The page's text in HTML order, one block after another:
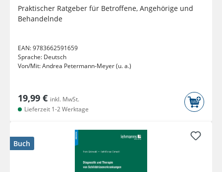
Praktischer Ratgeber für Betroffene, Angehörige und
Behandelnde
EAN:9783662591659
Sprache: Deutsch
Von/Mit:Andrea Petermann-Meyer (u. a.)
19,99 € inkl. MwSt.
Lieferzeit 1-2 Werktage
Buch